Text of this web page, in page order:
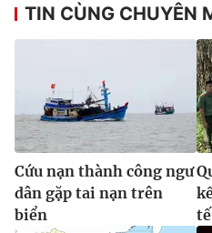
TIN CÙNG CHUYÊN
Cứu nạn thành công ngư
dân gặp tai nạn trên
biển